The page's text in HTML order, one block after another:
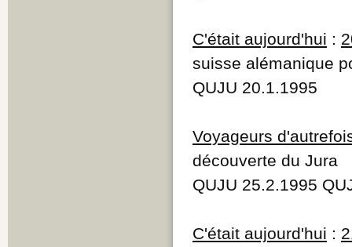
C'était aujourd'hui :
suisse alémanique
QUJU 20.1.1995
Voyageurs
découverte du Jura
QUJU 25.2.1995
C'était aujourd'hui :